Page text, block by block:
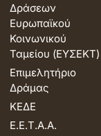
Δράσεων
Ευρωπαϊκού
Κοινωνικού
Ταμείου (ΕΥΣΕΚΤ)
Επιμελητήριο
Δράμας
ΚΕΔΕ
Ε.Ε.Τ.Α.Α.